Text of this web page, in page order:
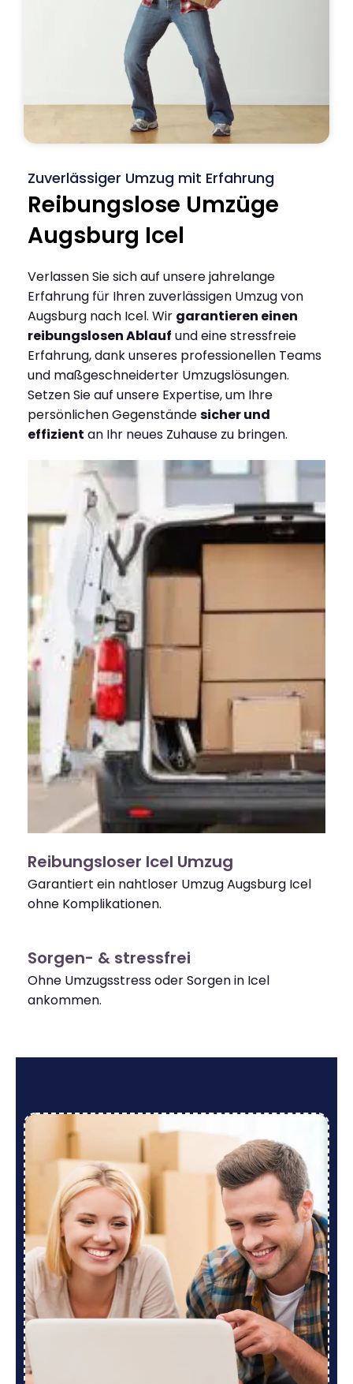
Zuverlässiger Umzug mit Erfahrung
Reibungslose Umzüge
Augsburg Icel
Verlassen Sie sich auf unsere jahrelange
Erfahrung für Ihren zuverlässigen Umzug von
Augsburg nach Icel. Wir garantieren einen
reibungslosen Ablauf und eine stressfreie
Erfahrung, dank unseres professionellen Teams
und maßgeschneiderter Umzugslösungen.
Setzen Sie auf unsere Expertise, um Ihre
persönlichen Gegenständesicher und
effizient an Ihr neues Zuhause zu bringen.
Reibungsloser Icel Umzug
Garantiert ein nahtloser Umzug Augsburg Icel
ohne Komplikationen.
Sorgen- & stressfrei
Ohne Umzugsstress oder Sorgen in Icel
ankommen.